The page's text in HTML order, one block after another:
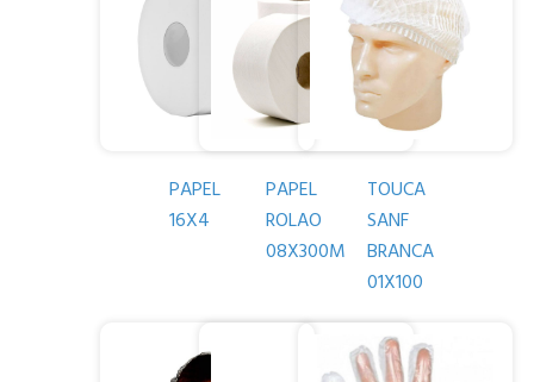
PAPEL
16X4
PAPEL
ROLAO
08X300M
TOUCA
SANF
BRANCA
01X100